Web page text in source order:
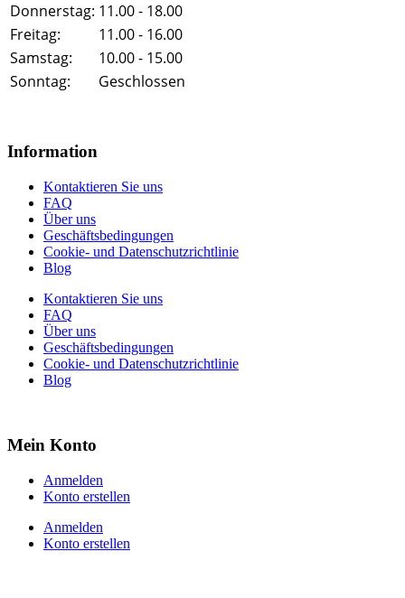
Donnerstag: 11.00 - 18.00
Freitag:
11.00 - 16.00
Samstag:
10.00 - 15.00
Sonntag:
Geschlossen
Information
Kontaktieren Sie uns
FAQ
Über uns
Geschäftsbedingungen
Cookie- und Datenschutzrichtlinie
Blog
Kontaktieren Sie uns
FAQ
Über uns
Geschäftsbedingungen
Cookie- und Datenschutzrichtlinie
Blog
Mein Konto
Anmelden
Konto erstellen
Anmelden
Konto erstellen